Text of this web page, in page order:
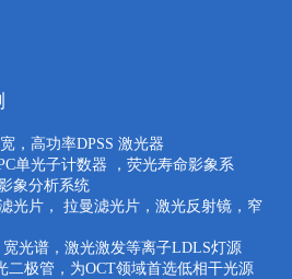
，高功率DPSS 激光器
单光子计数器 ，荧光寿命影象系
象分析系统
光片， 拉曼滤光片，激光反射镜，窄
宽光谱，激光激发等离子LDLS灯源
二极管，为OCT领域首选低相干光源